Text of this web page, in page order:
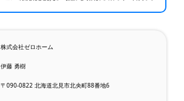
株式会社ゼロホーム
伊藤 勇樹
〒090-0822 北海道北見市北央町88番地6